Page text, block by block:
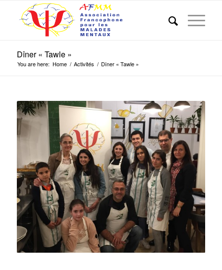
Dîner « Tawle »
You are here: Home / Activités / Dîner « Tawle »